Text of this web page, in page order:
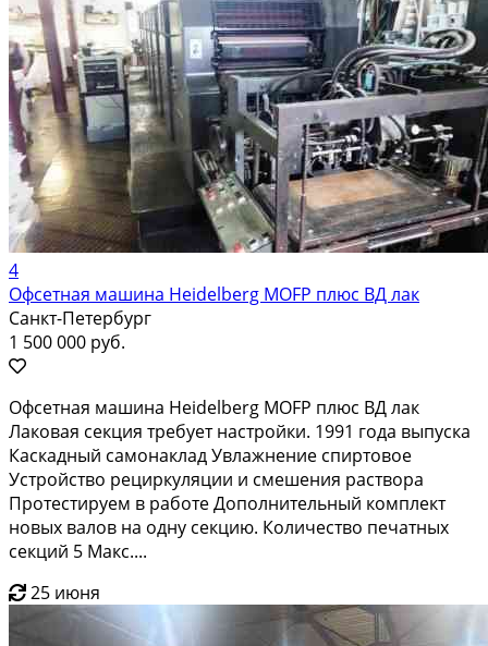
4
Офсетная машина Heidelberg MOFP плюс ВД лак
Санкт-Петербург
1 500 000 руб.
Офсетная машина Heidelberg MOFP плюс ВД лак
Лаковая секция требует настройки. 1991 года выпуска
Каскадный самонаклад Увлажнение спиртовое
Устройство рециркуляции и смешения раствора
Протестируем в работе Дополнительный комплект
новых валов на одну секцию. Количество печатных
секций 5 Макс....
25 июня